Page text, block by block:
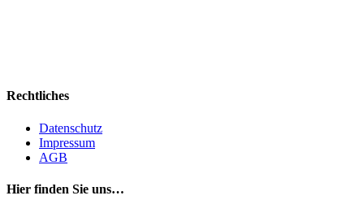
Rechtliches
Datenschutz
Impressum
AGB
Hier finden Sie uns…